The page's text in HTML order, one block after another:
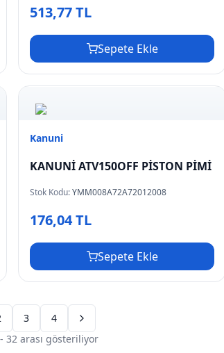
513,77 TL
Sepete Ekle
Kanuni
KANUNİ ATV150OFF PİSTON PİMİ
Stok Kodu:YMM008A72A72012008
176,04 TL
Sepete Ekle
3 4
Next page
- 32 arası gösteriliyor